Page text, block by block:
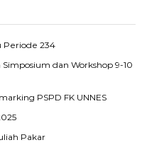
Periode 234
dan Workshop 9-10
PSPD FK UNNES
Pakar